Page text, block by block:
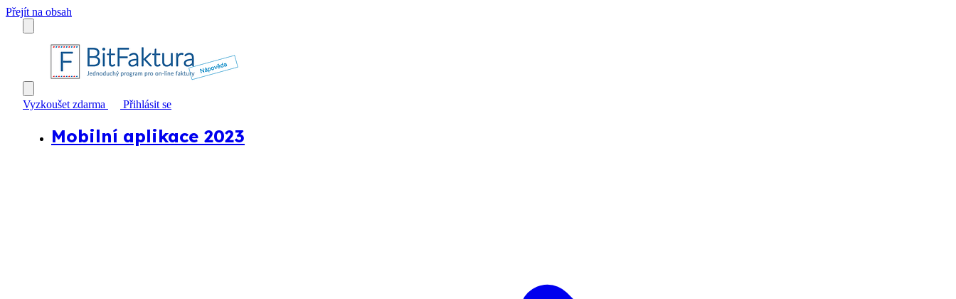
Přejít na obsah
Vyzkoušet zdarma Přihlásit se
Mobilní aplikace 2023